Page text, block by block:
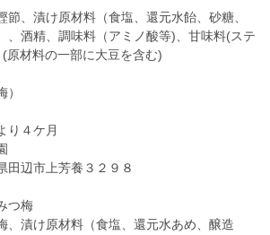
節、漬け原材料（食塩、還元水飴、砂糖、
、酒精、調味料（アミノ酸等)、甘味料(ステ
原材料の一部に大豆を含む)
４ケ月
上芳養３２９８
つ梅
漬け原材料（食塩、還元水あめ、醸造